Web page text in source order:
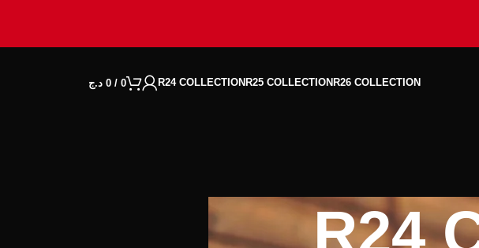
R26 COLLECTION
R25 COLLECTION
R24 COLLECTION
0
/
0 د.ج
R24